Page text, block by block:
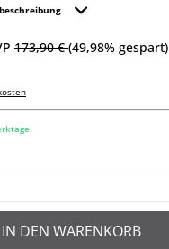
173,90 €(49,98% gespart)
IN DEN WARENKORB